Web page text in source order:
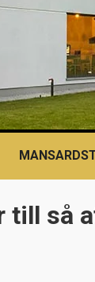
till så